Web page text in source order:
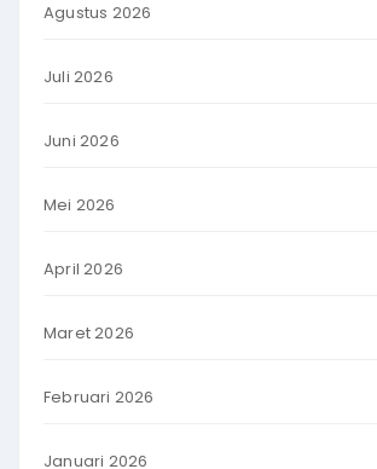
Agustus 2026
Juli 2026
Juni 2026
Mei 2026
April 2026
Maret 2026
Februari 2026
Januari 2026